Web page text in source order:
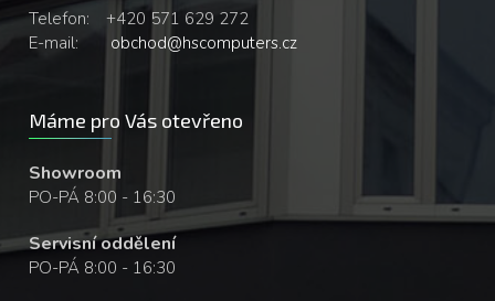
Telefon:
+420 571 629 272
E-mail:
obchod@hscomputers.cz
Máme pro Vás otevřeno
Showroom
PO-PÁ 8:00 - 16:30
Servisní oddělení
PO-PÁ 8:00 - 16:30